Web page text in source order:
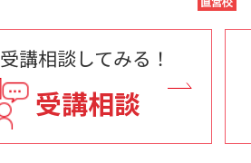
講相談してみる！
受講相談